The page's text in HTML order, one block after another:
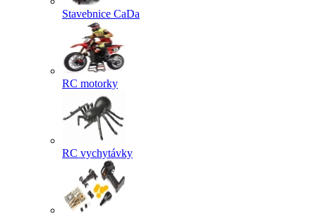
Stavebnice CaDa
RC motorky
RC vychytávky